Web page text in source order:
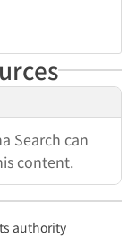
Search can
content.
authority